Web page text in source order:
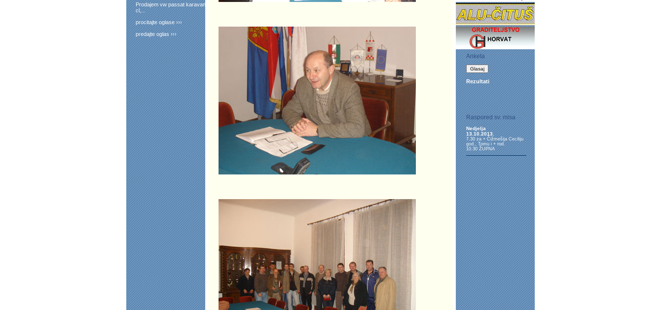
Prodajem vw passat karavan
cl,...
procitajte oglase ›››
predajte oglas ›››
Anketa
Rezultati
Raspored sv. misa
Nedjelja
13.10.2013.
7.30 za + Čižmešija Ceciliju
god., Tomu i + rod.
10.30 ŽUPNA